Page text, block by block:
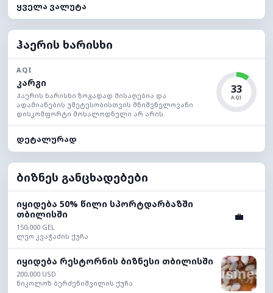
ყველა ვალუტა
ჰაერის ხარისხი
AQI
კარგი
ჰაერის ხარისხი ზოგადად მისაღებია და
ადამიანების უმეტესობისთვის მნიშვნელოვანი
დისკომფორტი მოსალოდნელი არ არის.
33
AQI
დეტალურად
ბიზნეს განცხადებები
იყიდება 50% წილი სპორტდარბაზში
თბილისში
150,000 GEL
ლეო კვაჭაძის ქუჩა
💼
იყიდება რესტორნის ბიზნესი თბილისში
200,000 USD
ნიკოლოზ ბერძენიშვილის ქუჩა